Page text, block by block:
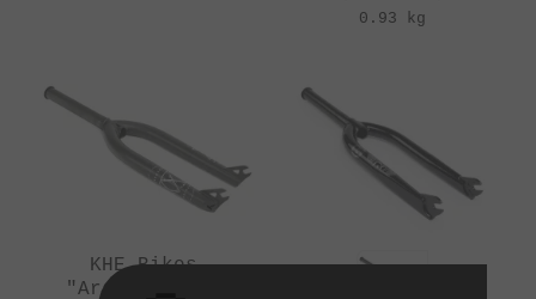
0.93 kg
KHE Bikes
"Arsenic" BMX